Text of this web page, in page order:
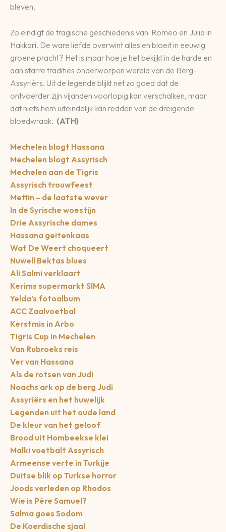
bleven.
Zo eindigt de tragische geschiedenis van Romeo en Julia in
Hakkari. De ware liefde overwint alles en bloeit in eeuwig
groene pracht? Het is maar hoe je het bekijkt in de harde en
aan starre tradities onderworpen wereld van de Berg-
Assyriërs. Uit de legende blijkt net zo goed dat de
ontvoerder zijn vijanden voorlopig kan verschalken, maar
dat niets hem uiteindelijk kan redden van de dreigende
bloedwraak. (ATH)
Mechelen blogt Hassana
Mechelen blogt Assyrisch
Mechelen aan de Tigris
Assyrisch trouwfeest
Mettin – de laatste wever
In de Syrische woestijn
Drie Assyrische dames
Hassana geitenkaas
Wat De Weert choqueert
Nuwell Bektas blues
Ali Salmi verklaart
Kerims supermarkt SIMA
Yelda’s fotoalbum
ACC Zaalvoetbal
Kerstmis in Arbo
Tigris Cup in Mechelen
Van Rubroeks reis
Ver van Hassana
Als de rotsen van Judi
Noachs ark op de berg Judi
Assyriërs en het huwelijk
Legenden uit het oude land
De kleur van het geloof
Brood uit Hombeekse klei
Malki voetbalt Assyrisch
Armeense verte in Turkije
Duitse blik op Turkse horror
Joods verleden op Rhodos
Wie is Père Samuel?
Salma goes Sodom
De Koerdische sjaal